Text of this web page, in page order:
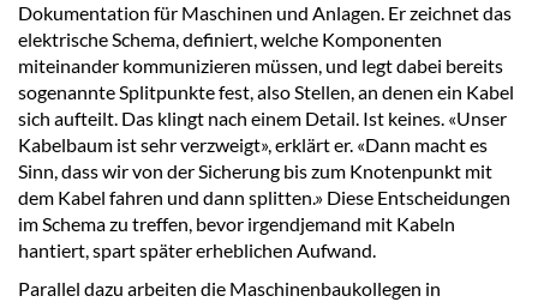
Dokumentation für Maschinen und Anlagen. Er zeichnet das
elektrische Schema, definiert, welche Komponenten
miteinander kommunizieren müssen, und legt dabei bereits
sogenannte Splitpunkte fest, also Stellen, an denen ein Kabel
sich aufteilt. Das klingt nach einem Detail. Ist keines. «Unser
Kabelbaum ist sehr verzweigt», erklärt er. «Dann macht es
Sinn, dass wir von der Sicherung bis zum Knotenpunkt mit
dem Kabel fahren und dann splitten.» Diese Entscheidungen
im Schema zu treffen, bevor irgendjemand mit Kabeln
hantiert, spart später erheblichen Aufwand.
Parallel dazu arbeiten die Maschinenbaukollegen in